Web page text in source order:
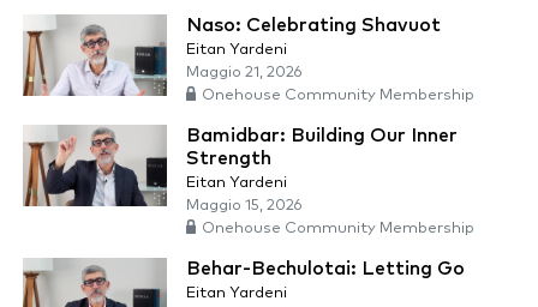
Naso: Celebrating Shavuot
Eitan Yardeni
Maggio 21, 2026
Onehouse Community Membership
Bamidbar: Building Our Inner
Strength
Eitan Yardeni
Maggio 15, 2026
Onehouse Community Membership
Behar-Bechulotai: Letting Go
Eitan Yardeni